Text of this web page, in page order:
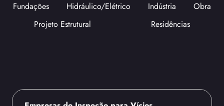
Fundações
Hidráulico/Elétrico Indústria
Obra
Projeto Estrutural
Residências